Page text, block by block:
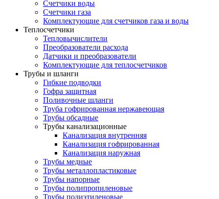
Счетчики воды
Счетчики газа
Комплектующие для счетчиков газа и воды
Теплосчетчики
Тепловычислители
Преобразователи расхода
Датчики и преобразователи
Комплектующие для теплосчетчиков
Трубы и шланги
Гибкие подводки
Гофра защитная
Поливочные шланги
Труба гофрированная нержавеющая
Трубы обсадные
Трубы канализационные
Канализация внутренняя
Канализация гофрированная
Канализация наружная
Трубы медные
Трубы металлопластиковые
Трубы напорные
Трубы полипропиленовые
Трубы полиэтиленовые